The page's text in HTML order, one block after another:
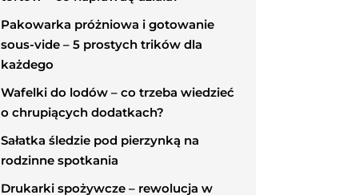
Pakowarka próżniowa i gotowanie
sous-vide – 5 prostych trików dla
każdego
Wafelki do lodów – co trzeba wiedzieć
o chrupiących dodatkach?
Sałatka śledzie pod pierzynką na
rodzinne spotkania
Drukarki spożywcze – rewolucja w